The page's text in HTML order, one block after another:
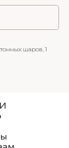
шаров, 1